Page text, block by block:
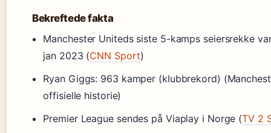
Bekreftede fakta
Manchester Uniteds siste 5-kamps seiersrekke
jan 2023 (CNN Sport)
Ryan Giggs: 963 kamper (klubbrekord)
offisielle historie)
Premier League sendes på Viaplay i Norge (TV 2